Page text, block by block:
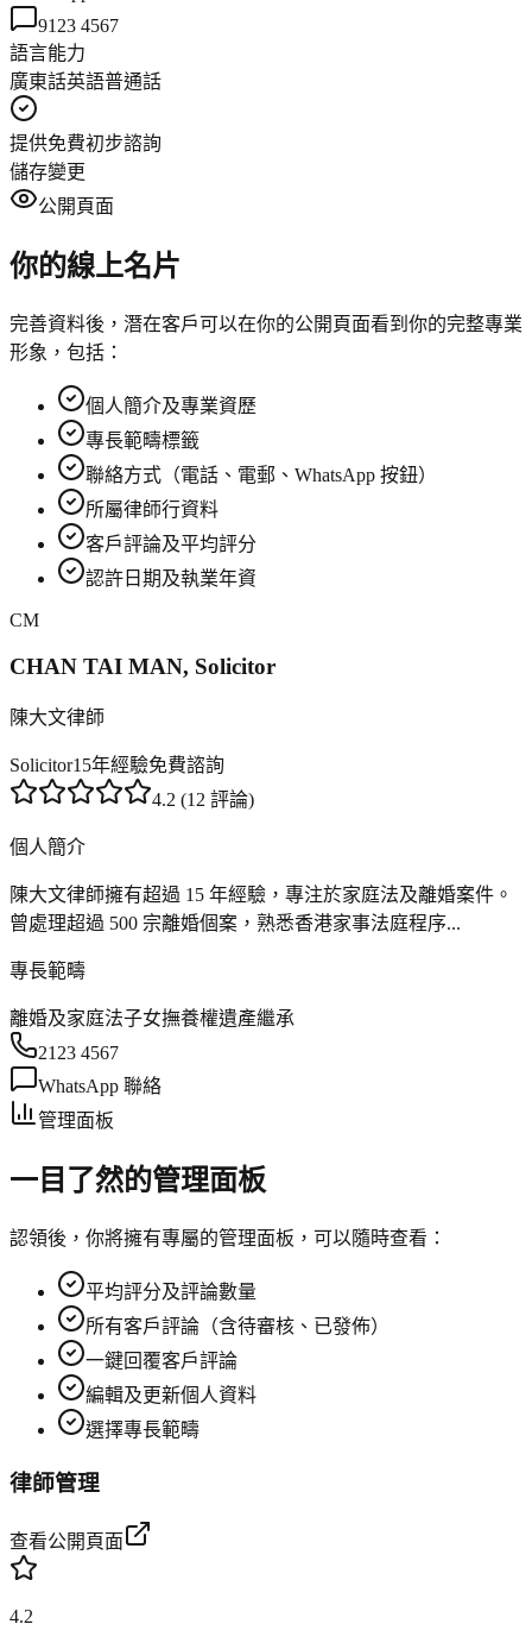
9123 4567
語言能力
廣東話英語普通話
提供免費初步諮詢
儲存變更
公開頁面
你的線上名片
完善資料後，潛在客戶可以在你的公開頁面看到你的完整專業
形象，包括：
個人簡介及專業資歷
專長範疇標籤
聯絡方式（電話、電郵、WhatsApp 按鈕）
所屬律師行資料
客戶評論及平均評分
認許日期及執業年資
CM
CHAN TAI MAN, Solicitor
陳大文律師
Solicitor15年經驗免費諮詢
4.2 (12 評論)
個人簡介
陳大文律師擁有超過 15 年經驗，專注於家庭法及離婚案件。
曾處理超過 500 宗離婚個案，熟悉香港家事法庭程序...
專長範疇
離婚及家庭法子女撫養權遺產繼承
2123 4567
WhatsApp 聯絡
管理面板
一目了然的管理面板
認領後，你將擁有專屬的管理面板，可以隨時查看：
平均評分及評論數量
所有客戶評論（含待審核、已發佈）
一鍵回覆客戶評論
編輯及更新個人資料
選擇專長範疇
律師管理
查看公開頁面
4.2